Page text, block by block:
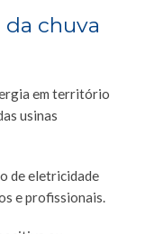
chuva
em território
usinas
de eletricidade
e profissionais.